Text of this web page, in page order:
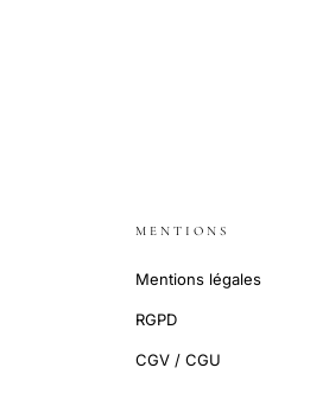
MENTIONS
Mentions légales
RGPD
CGV / CGU